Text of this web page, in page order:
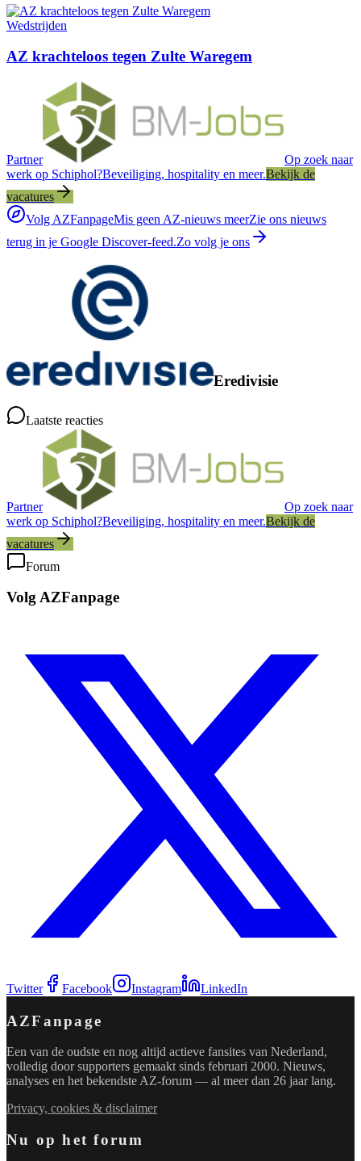
Wedstrijden
AZ krachteloos tegen Zulte Waregem
Partner
Op zoek naar
werk op Schiphol?Beveiliging, hospitality en meer.Bekijk de
vacatures
Volg AZFanpageMis geen AZ-nieuws meerZie ons nieuws
terug in je Google Discover-feed.Zo volg je ons
Eredivisie
Laatste reacties
Partner
Op zoek naar
werk op Schiphol?Beveiliging, hospitality en meer.Bekijk de
vacatures
Forum
Volg AZFanpage
Twitter Facebook Instagram LinkedIn
AZFanpage
Een van de oudste en nog altijd actieve fansites van Nederland,
volledig door supporters gemaakt sinds februari 2000. Nieuws,
analyses en het bekendste AZ-forum — al meer dan 26 jaar lang.
Privacy, cookies & disclaimer
Nu op het forum